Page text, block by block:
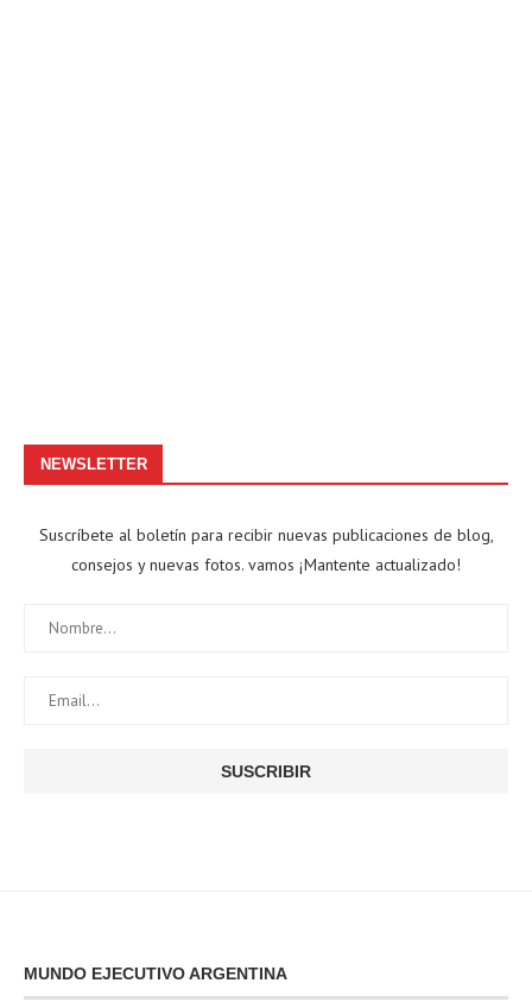
NEWSLETTER
Suscríbete al boletín para recibir nuevas publicaciones de blog,
consejos y nuevas fotos. vamos ¡Mantente actualizado!
MUNDO EJECUTIVO ARGENTINA